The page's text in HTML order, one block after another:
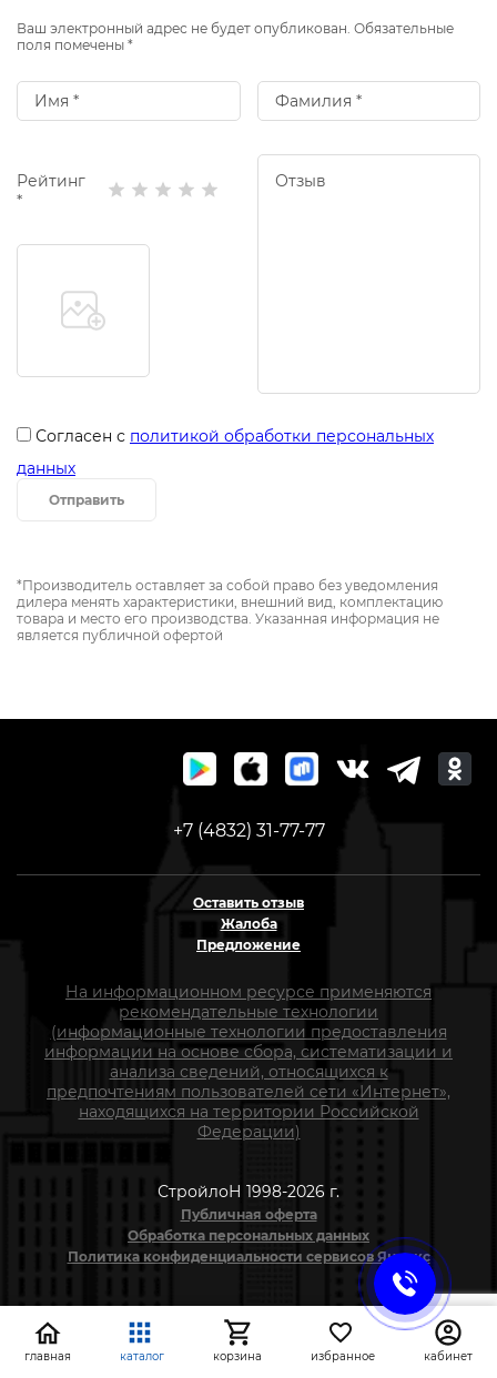
Ваш электронный адрес не будет опубликован. Обязательные
поля помечены *
Рейтинг
*
Согласен с политикой обработки персональных
данных
Отправить
*Производитель оставляет за собой право без уведомления
дилера менять характеристики, внешний вид, комплектацию
товара и место его производства. Указанная информация не
является публичной офертой
+7 (4832) 31-77-77
Оставить отзыв
Жалоба
Предложение
На информационном ресурсе применяются
рекомендательные технологии
(информационные технологии предоставления
информации на основе сбора, систематизации и
анализа сведений, относящихся к
предпочтениям пользователей сети «Интернет»,
находящихся на территории Российской
Федерации)
СтройлоН 1998-2026 г.
Публичная оферта
Обработка персональных данных
Политика конфиденциальности сервисов Яндекс
главная каталог корзина избранное кабинет